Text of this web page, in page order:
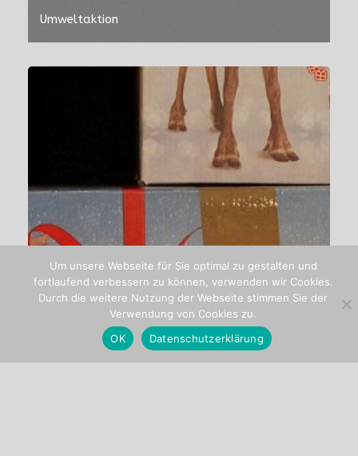
Umweltaktion
Um unsere Webseite für Sie optimal zu gestalten und
fortlaufend verbessern zu können, verwenden wir Cookies.
Durch die weitere Nutzung der Webseite stimmen Sie der
Verwendung von Cookies zu.
OK
Datenschutzerklärung